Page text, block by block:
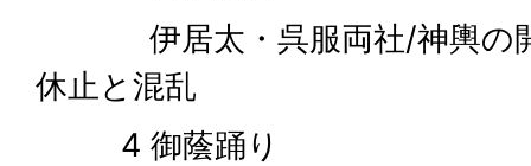
伊居太・呉服両社/神輿の開
休止と混乱
4 御蔭踊り